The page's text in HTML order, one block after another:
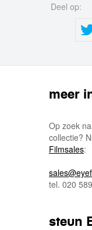
Deel op:
meer
Op zoek
collectie?
Filmsales:
tel. 020
steun